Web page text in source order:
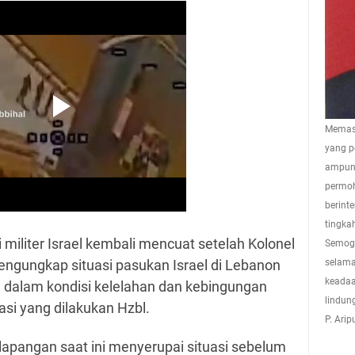
Israel kembali mencuat setelah Kolonel
situasi pasukan Israel di Lebanon
kondisi kelelahan dan kebingungan
yang dilakukan Hzbl.
saat ini menyerupai situasi sebelum
yang
P.